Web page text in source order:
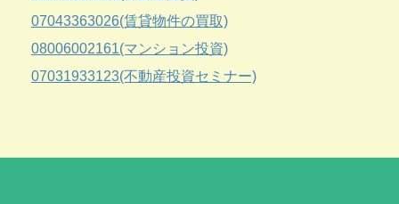
07043363026(賃貸物件の買取)
08006002161(マンション投資)
07031933123(不動産投資セミナー)